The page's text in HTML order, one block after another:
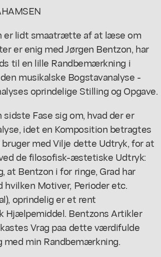
er lidt smaatrætte af at læse om
er enig med Jørgen Bentzon, har
til en lille Randbemærkning i
musikalske Bogstavanalyse -
oprindelige Stilling og Opgave.
Fase sig om, hvad der er
idet en Komposition betragtes
med Vilje dette Udtryk, for at
de filosofisk-æstetiske Udtryk:
at Bentzon i for ringe, Grad har
hvilken Motiver, Perioder etc.
oprindelig er et rent
Hjælpemiddel. Bentzons Artikler
Vrag paa dette værdifulde
min Randbemærkning.